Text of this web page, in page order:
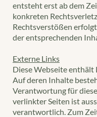
entsteht erst ab dem
konkreten
Rechtsverstößen
der entsprechenden
Externe Links
Diese Webseite enthält
Auf deren Inhalte
Verantwortung für
verlinkter Seiten ist
verantwortlich. Zum